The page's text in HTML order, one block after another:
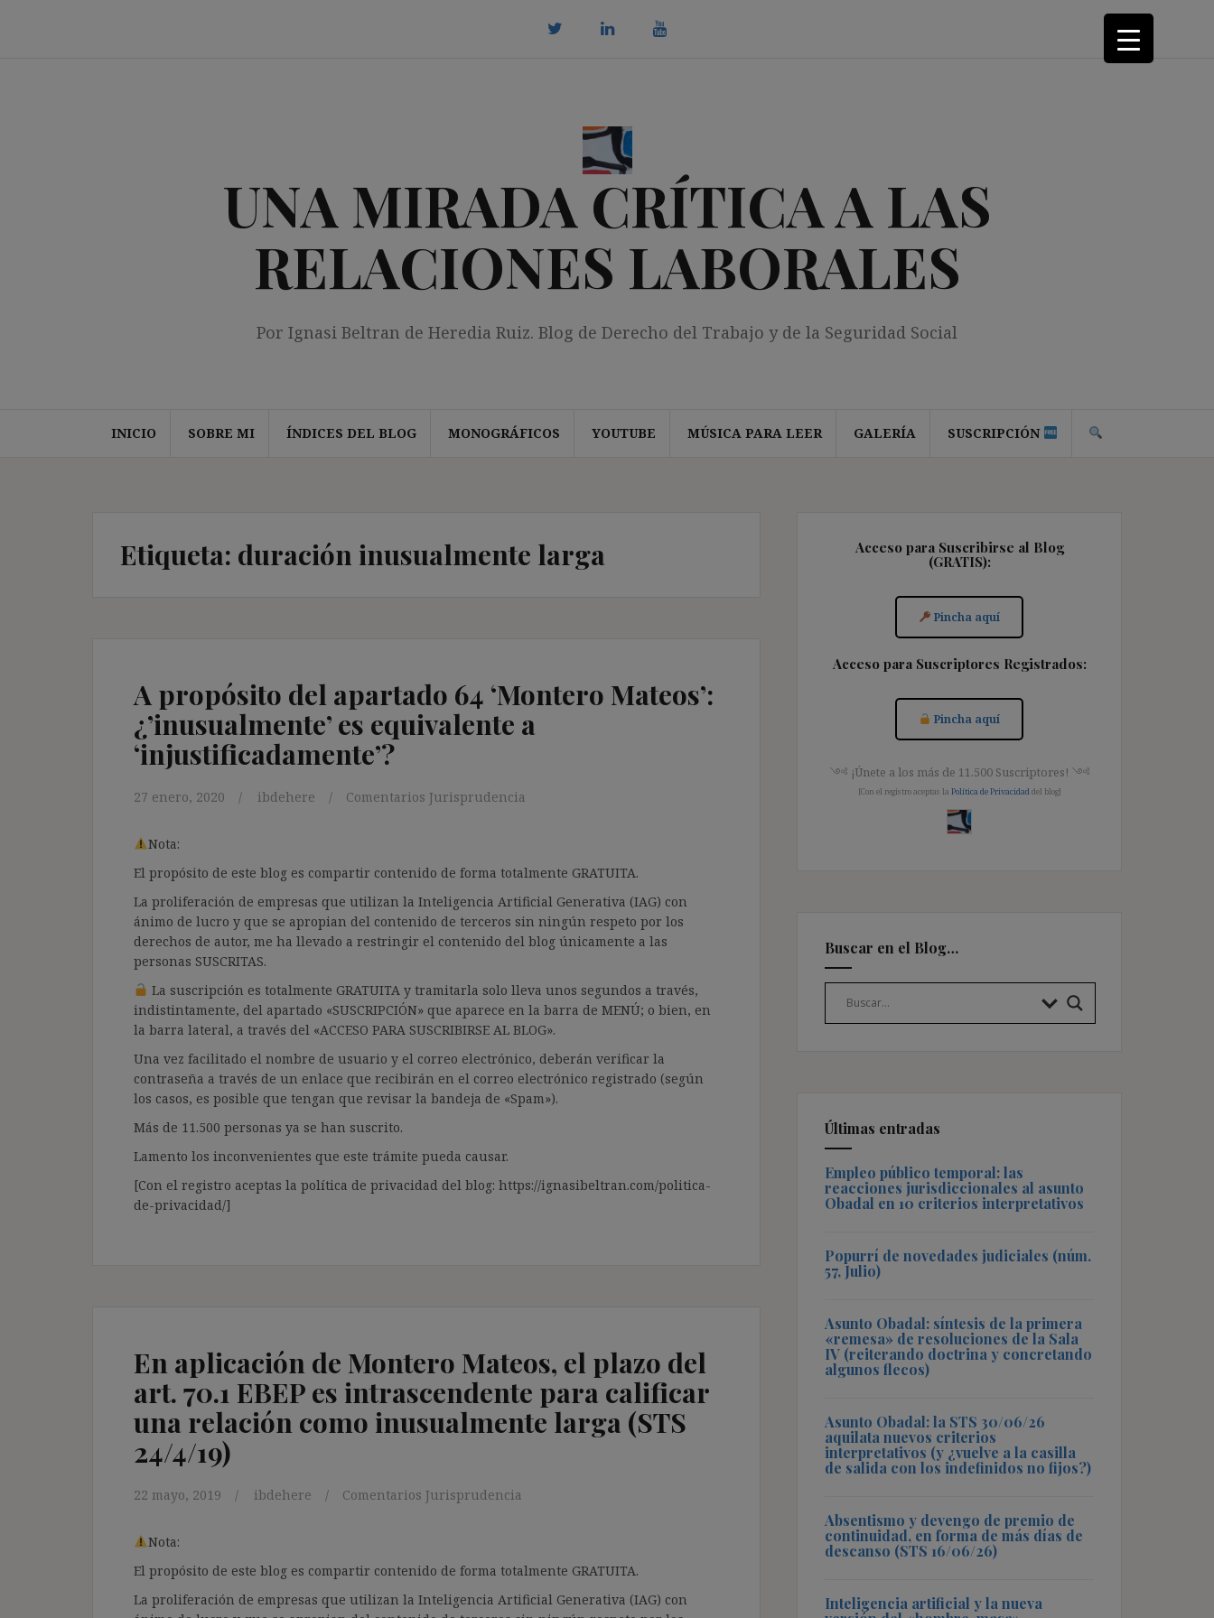
UNA MIRADA CRÍTICA A LAS
RELACIONES LABORALES
Por Ignasi Beltran de Heredia Ruiz. Blog de Derecho del Trabajo y de la Seguridad Social
INICIO SOBRE MI ÍNDICES DEL BLOG MONOGRÁFICOS YOUTUBE MÚSICA PARA LEER GALERÍA SUSCRIPCIÓN
Etiqueta: duración inusualmente larga
A propósito del apartado 64 ‘Montero Mateos’:
¿’inusualmente’ es equivalente a
‘injustificadamente’?
27 enero, 2020 ibdehere Comentarios Jurisprudencia
Nota:
El propósito de este blog es compartir contenido de forma totalmente GRATUITA.
La proliferación de empresas que utilizan la Inteligencia Artificial Generativa (IAG) con
ánimo de lucro y que se apropian del contenido de terceros sin ningún respeto por los
derechos de autor, me ha llevado a restringir el contenido del blog únicamente a las
personas SUSCRITAS.
La suscripción es totalmente GRATUITA y tramitarla solo lleva unos segundos a través,
indistintamente, del apartado «SUSCRIPCIÓN» que aparece en la barra de MENÚ; o bien, en
la barra lateral, a través del «ACCESO PARA SUSCRIBIRSE AL BLOG».
Una vez facilitado el nombre de usuario y el correo electrónico, deberán verificar la
contraseña a través de un enlace que recibirán en el correo electrónico registrado (según
los casos, es posible que tengan que revisar la bandeja de «Spam»).
Más de 11.500 personas ya se han suscrito.
Lamento los inconvenientes que este trámite pueda causar.
[Con el registro aceptas la política de privacidad del blog: https://ignasibeltran.com/politica-
de-privacidad/]
En aplicación de Montero Mateos, el plazo del
art. 70.1 EBEP es intrascendente para calificar
una relación como inusualmente larga (STS
24/4/19)
22 mayo, 2019 ibdehere Comentarios Jurisprudencia
Nota:
El propósito de este blog es compartir contenido de forma totalmente GRATUITA.
La proliferación de empresas que utilizan la Inteligencia Artificial Generativa (IAG) con
Acceso para Suscribirse al Blog
(GRATIS):
Pincha aquí
Acceso para Suscriptores Registrados:
Pincha aquí
༺ ¡Únete a los más de 11.500 Suscriptores! ༺
[Con el registro aceptas la Política de Privacidad del blog]
Buscar en el Blog…
Últimas entradas
Empleo público temporal: las
reacciones jurisdiccionales al asunto
Obadal en 10 criterios interpretativos
Popurrí de novedades judiciales (núm.
57, Julio)
Asunto Obadal: síntesis de la primera
«remesa» de resoluciones de la Sala
IV (reiterando doctrina y concretando
algunos flecos)
Asunto Obadal: la STS 30/06/26
aquilata nuevos criterios
interpretativos (y ¿vuelve a la casilla
de salida con los indefinidos no fijos?)
Absentismo y devengo de premio de
continuidad, en forma de más días de
descanso (STS 16/06/26)
Inteligencia artificial y la nueva